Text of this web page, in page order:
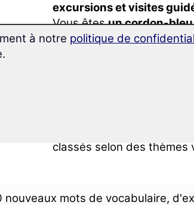
excursions et visites
Vous êtesun cordon-
spécialisées de cuisine en
classés selon des thèmes
nouveaux mots de vocabulaire,
à notre politique de